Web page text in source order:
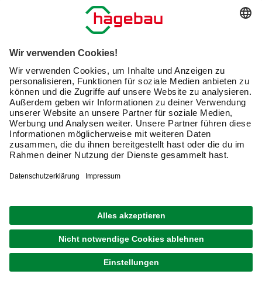
benötigen Sie für wichtige Heimwerkerarbeiten. Dazu
gehört auch das geeignete Schleifzubehör, wie
Schleifbänder oder Polierschwämme
sich hier über das vielseitige Zubehör zum Schleifen und
kaufen Sie Schleifzubehör für die erfolgreiche
Durchführung Ihrer Projekte bequem online.
Wie wähle ich die passende Körnung aus?
Schleifzubehör ist die Körnung entscheidend. Die
verschiedene Anwendungen und unterscheiden sich in
Hinblick auf den Materialabtrag.